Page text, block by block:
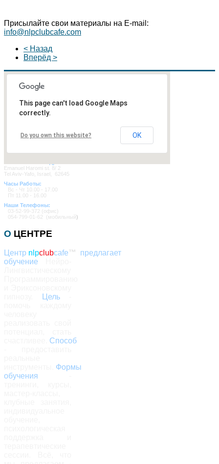
Присылайте свои материалы на E-mail:
info@nlpclubcafe.com
< Назад
Вперёд >
This page can't load Google Maps
correctly.
Do you own this website? OK
Emanuel Haromi st. 8/ 2
Tel Aviv-Yafo, Israel, 62645
Часы Работы:
Вс - Чт 10.00 - 17.00
Пт 11.00 - 16.00
Наши Телефоны:
03-52-99-372 (офис)
054-799-01-62 (мобильный)
О ЦЕНТРЕ
Центр nlpclubcafe™
предлагает
обучение
Цель
Способ
Формы
обучения